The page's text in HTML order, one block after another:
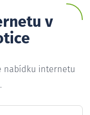
v
nabídku internetu